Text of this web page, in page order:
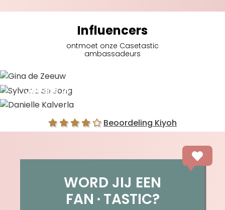
Influencers
ontmoet onze Casetastic
ambassadeurs
Sylvana de Jong
Beoordeling Kiyoh
WORD JIJ EEN
FAN TASTIC?